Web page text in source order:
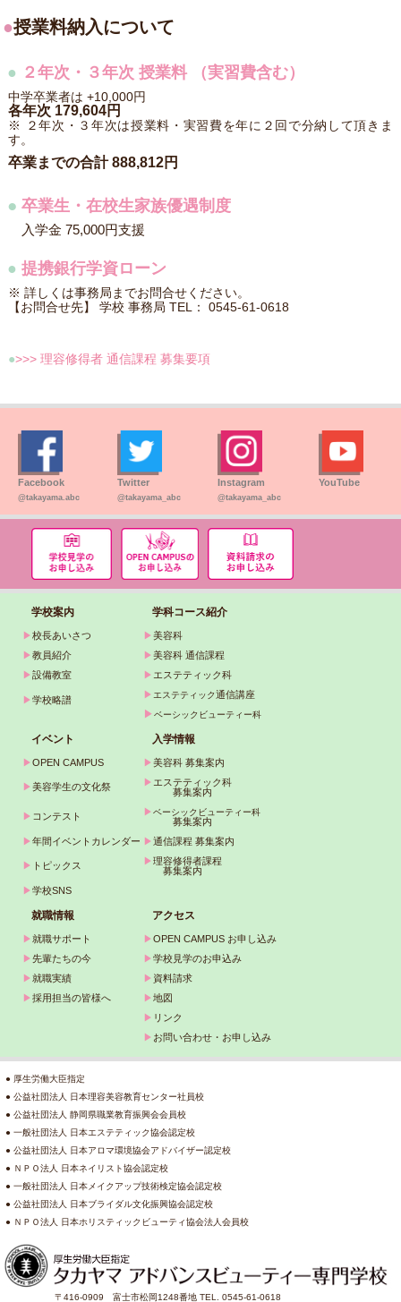
●授業料納入について
● ２年次・３年次 授業料 （実習費含む）
中学卒業者は +10,000円
各年次 179,604円
※ ２年次・３年次は授業料・実習費を年に２回で分納して頂きま
す。
卒業までの合計 888,812円
● 卒業生・在校生家族優遇制度
入学金 75,000円支援
● 提携銀行学資ローン
※ 詳しくは事務局までお問合せください。
【お問合せ先】 学校 事務局 TEL： 0545-61-0618
●>>> 理容修得者 通信課程 募集要項
Facebook
@takayama.abc
Twitter
@takayama_abc
Instagram
@takayama_abc
YouTube
学校案内 学科コース紹介
▶校長あいさつ ▶美容科
▶教員紹介 ▶美容科 通信課程
▶設備教室 ▶ エステティック科
▶学校略譜 ▶ エステティック通信講座
▶ベーシックビューティー科
イベント 入学情報
▶OPEN CAMPUS ▶美容科 募集案内
▶美容学生の文化祭 ▶ エステティック科
募集案内
▶ コンテスト ▶ベーシックビューティー科
募集案内
▶年間イベントカレンダー ▶通信課程 募集案内
▶ トピックス ▶理容修得者課程
募集案内
▶学校SNS
就職情報 アクセス
▶就職サポート ▶OPEN CAMPUS お申し込み
▶先輩たちの今 ▶学校見学のお申込み
▶就職実績 ▶ 資料請求
▶採用担当の皆様へ ▶地図
▶ リンク
▶ お問い合わせ・お申し込み
● 厚生労働大臣指定
● 公益社団法人 日本理容美容教育センター社員校
● 公益社団法人 静岡県職業教育振興会会員校
● 一般社団法人 日本エステティック協会認定校
● 公益社団法人 日本アロマ環境協会アドバイザー認定校
● ＮＰＯ法人 日本ネイリスト協会認定校
● 一般社団法人 日本メイクアップ技術検定協会認定校
● 公益社団法人 日本ブライダル文化振興協会認定校
● ＮＰＯ法人 日本ホリスティックビューティ協会法人会員校
〒416-0909 富士市松岡1248番地 TEL. 0545-61-0618